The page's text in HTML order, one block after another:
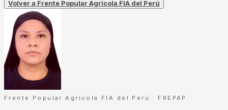
Volver a Frente Popular Agrícola FIA del Perú
Frente Popular Agrícola FIA del Perú · FREPAP